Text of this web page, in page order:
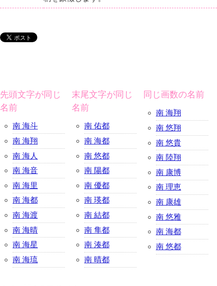
先頭文字が同じ
名前
南 海斗
南 海翔
南 海人
南 海音
南 海里
南 海都
南 海渡
南 海晴
南 海星
南 海琉
末尾文字が同じ
名前
南 佑都
南 海都
南 悠都
南 陽都
南 優都
南 瑛都
南 結都
南 隼都
南 湊都
南 晴都
同じ画数の名前
南 海翔
南 悠翔
南 悠貴
南 陸翔
南 康博
南 理恵
南 康雄
南 悠雅
南 海都
南 悠都